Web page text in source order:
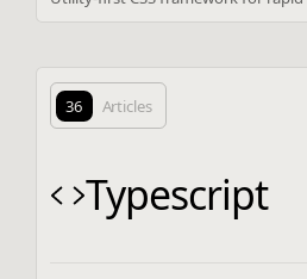
36 Articles
Typescript